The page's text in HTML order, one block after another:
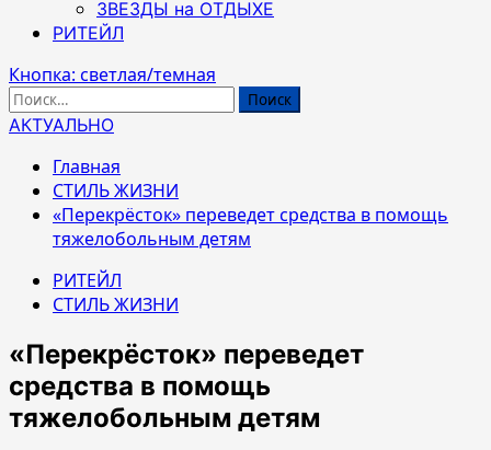
ЗВЕЗДЫ на ОТДЫХЕ
РИТЕЙЛ
Кнопка: светлая/темная
Найти:
АКТУАЛЬНО
Главная
СТИЛЬ ЖИЗНИ
«Перекрёсток» переведет средства в помощь
тяжелобольным детям
РИТЕЙЛ
СТИЛЬ ЖИЗНИ
«Перекрёсток» переведет
средства в помощь
тяжелобольным детям